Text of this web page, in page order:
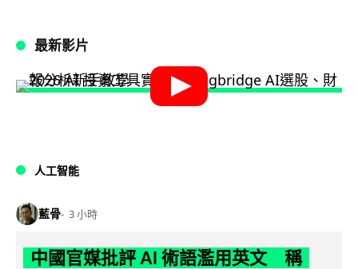
最新影片
人工智能
藍骨 3 小時
中國官媒批評 AI 術語濫用英文 稱